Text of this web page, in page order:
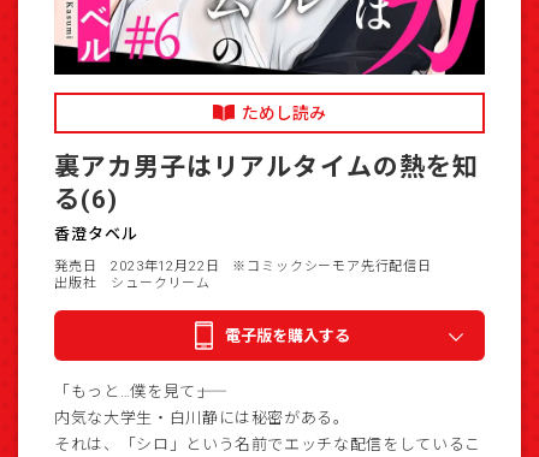
ためし読み
裏アカ男子はリアルタイムの熱を知
る(6)
香澄タベル
発売日 2023年12月22日
※コミックシーモア先行配信日
出版社 シュークリーム
電子版を購入する
「もっと…僕を見て――」
内気な大学生・白川静には秘密がある。
それは、「シロ」という名前でエッチな配信をしているこ